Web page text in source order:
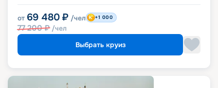
от 69 480 ₽ /чел
77 200₽ /чел
+1 000
Выбрать круиз